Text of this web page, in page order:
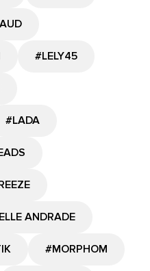
#LELY45
#LADA
ANDRADE
#MORPHOM